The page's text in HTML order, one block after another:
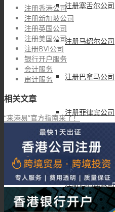
注册塞舌尔公司
注册马绍尔公司
注册巴拿马公司
注册菲律宾公司
注册新西兰公司
注册伯利兹公司
注册香港公司
注册新加坡公司
注册英国公司
注册美国公司
注册BVI公司
银行开户服务
会计服务
审计服务
相关文章
“来港易”官方指南来了！